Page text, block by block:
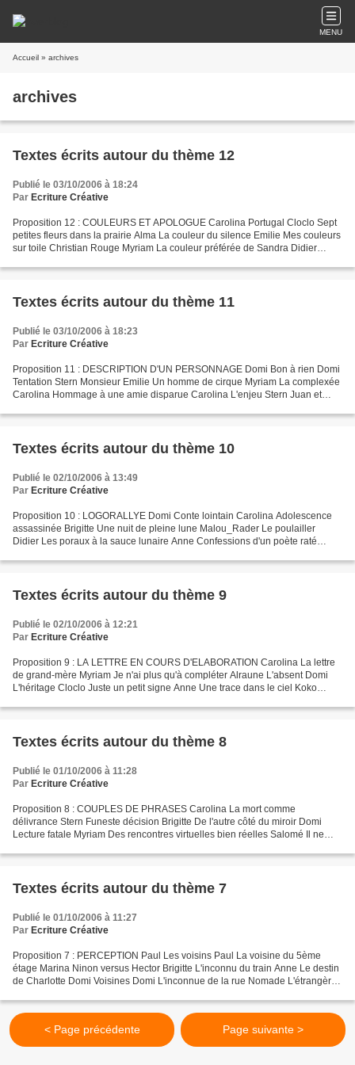
MENU
Accueil » archives
archives
Textes écrits autour du thème 12
Publié le 03/10/2006 à 18:24
Par Ecriture Créative
Proposition 12 : COULEURS ET APOLOGUE Carolina Portugal Cloclo Sept
petites fleurs dans la prairie Alma La couleur du silence Emilie Mes couleurs
sur toile Christian Rouge Myriam La couleur préférée de Sandra Didier
Textes écrits autour du thème 11
Publié le 03/10/2006 à 18:23
Par Ecriture Créative
Proposition 11 : DESCRIPTION D'UN PERSONNAGE Domi Bon à rien Domi
Tentation Stern Monsieur Emilie Un homme de cirque Myriam La complexée
Carolina Hommage à une amie disparue Carolina L'enjeu Stern Juan et
Textes écrits autour du thème 10
Publié le 02/10/2006 à 13:49
Par Ecriture Créative
Proposition 10 : LOGORALLYE Domi Conte lointain Carolina Adolescence
assassinée Brigitte Une nuit de pleine lune Malou_Rader Le poulailler
Didier Les poraux à la sauce lunaire Anne Confessions d'un poète raté
Textes écrits autour du thème 9
Publié le 02/10/2006 à 12:21
Par Ecriture Créative
Proposition 9 : LA LETTRE EN COURS D'ELABORATION Carolina La lettre
de grand-mère Myriam Je n'ai plus qu'à compléter Alraune L'absent Domi
L'héritage Cloclo Juste un petit signe Anne Une trace dans le ciel Koko
Textes écrits autour du thème 8
Publié le 01/10/2006 à 11:28
Par Ecriture Créative
Proposition 8 : COUPLES DE PHRASES Carolina La mort comme
délivrance Stern Funeste décision Brigitte De l'autre côté du miroir Domi
Lecture fatale Myriam Des rencontres virtuelles bien réelles Salomé Il ne
Textes écrits autour du thème 7
Publié le 01/10/2006 à 11:27
Par Ecriture Créative
Proposition 7 : PERCEPTION Paul Les voisins Paul La voisine du 5ème
étage Marina Ninon versus Hector Brigitte L'inconnu du train Anne Le destin
de Charlotte Domi Voisines Domi L'inconnue de la rue Nomade L'étrangère
< Page précédente Page suivante >